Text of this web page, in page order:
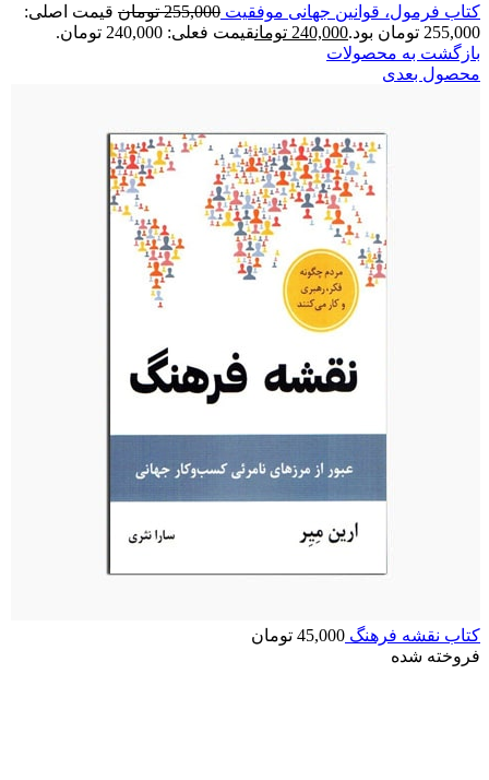
كتاب فرمول، قوانين جهانی موفقيت 255,000 تومان قیمت اصلی:
255,000 تومان بود.
240,000 تومانقیمت فعلی: 240,000 تومان.
بازگشت به محصولات
محصول بعدی
کتاب نقشه فرهنگ 45,000 تومان
فروخته شده